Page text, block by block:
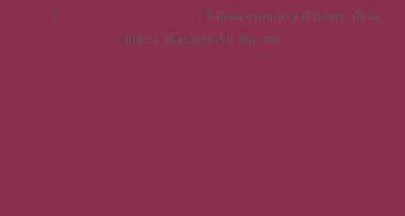
/ / /
/ Sabata esportiva d’home, de la
marca Skechers Air Slip-Ins